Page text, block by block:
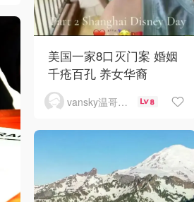
美国一家8口灭门案 婚姻
千疮百孔 养女华裔
vansky温哥华天空 8